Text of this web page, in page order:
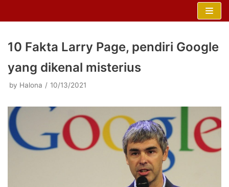
10 Fakta Larry Page, pendiri Google
yang dikenal misterius
by Halona 10/13/2021